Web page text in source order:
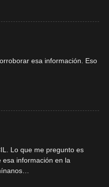
esa información. Eso
Lo que me pregunto es
información en la